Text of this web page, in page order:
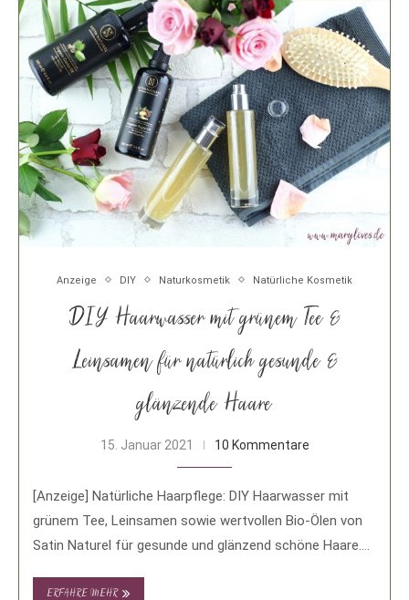
Anzeige DIY Naturkosmetik Natürliche Kosmetik
DIY Haarwasser mit grünem Tee &
Leinsamen für natürlich gesunde &
glänzende Haare
15. Januar 2021 10 Kommentare
[Anzeige] Natürliche Haarpflege: DIY Haarwasser mit
grünem Tee, Leinsamen sowie wertvollen Bio-Ölen von
Satin Naturel für gesunde und glänzend schöne Haare.
ERFAHRE MEHR